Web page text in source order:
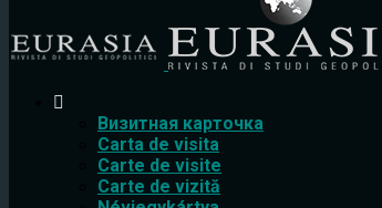
Bизитная карточка
Carta de visita
Carte de visite
Carte de vizită